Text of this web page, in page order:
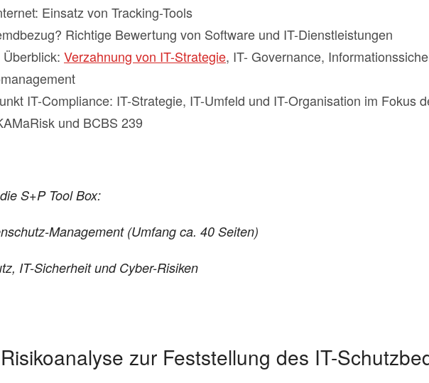
Einsatz von Tracking-Tools
Richtige Bewertung von Software und IT-Dienstleistungen
Überblick: Verzahnung von IT-Strategie, IT- Governance,
IT-Compliance: IT-Strategie, IT-Umfeld und IT-Organisation im Fokus
und BCBS 239
S+P Tool Box:
Management (Umfang ca. 40 Seiten)
IT-Sicherheit und Cyber-Risiken
zur Feststellung des IT-